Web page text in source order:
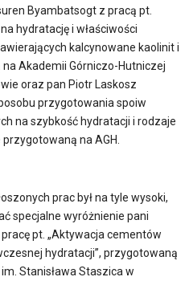
Byambatsogt z pracą pt.
hydratację i właściwości
kalcynowane kaolinit i
Akademii Górniczo-Hutniczej
oraz pan Piotr Laskosz
przygotowania spoiw
na szybkość hydratacji i rodzaje
na AGH.
prac był na tyle wysoki,
specjalne wyróżnienie pani
pt. „Aktywacja cementów
hydratacji”, przygotowaną
Stanisława Staszica w